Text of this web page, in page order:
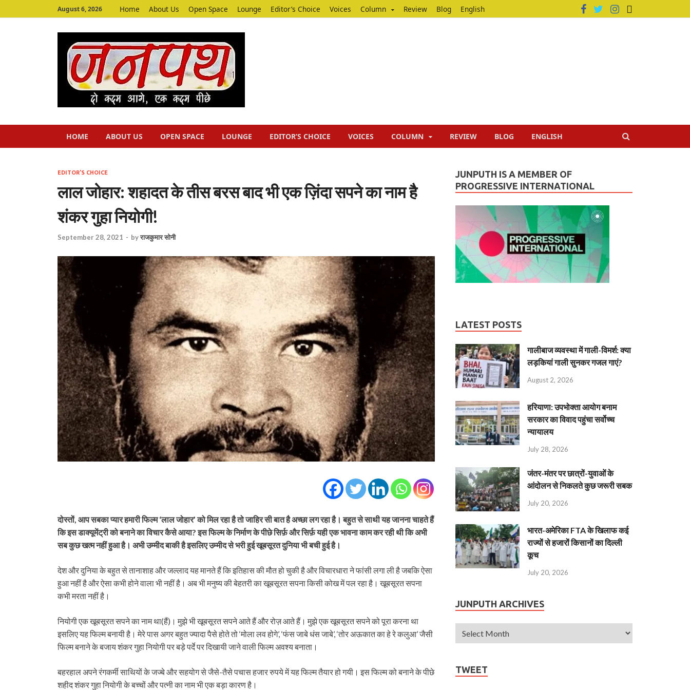
August 6, 2026 Home About Us Open Space Lounge Editor’s Choice Voices Column Review Blog English
HOME ABOUT US OPEN SPACE LOUNGE EDITOR’S CHOICE VOICES COLUMN REVIEW BLOG ENGLISH
EDITOR'S CHOICE
लाल जोहार: शहादत के तीस बरस बाद भी एक ज़िंदा सपने का नाम है
शंकर गुहा नियोगी!
September 28, 2021 - byराजकुमार सोनी
दोस्तों, आप सबका प्यार हमारी फिल्म ‘लाल जोहार’ को मिल रहा है तो जाहिर सी बात है अच्छा लग रहा है। बहुत से साथी यह जानना चाहते हैं
कि इस डाक्यूमेंट्री को बनाने का विचार कैसे आया? इस फिल्म के निर्माण के पीछे सिर्फ़ और सिर्फ़ यही एक भावना काम कर रही थी कि अभी
सब कुछ खत्म नहीं हुआ है। अभी उम्मीद बाकी है इसलिए उम्मीद से भरी हुई खूबसूरत दुनिया भी बची हुई है।
देश और दुनिया के बहुत से तानाशाह और जल्लाद यह मानते हैं कि इतिहास की मौत हो चुकी है और विचारधारा ने फांसी लगा ली है जबकि ऐसा
हुआ नहीं है और ऐसा कभी होने वाला भी नहीं है। अब भी मनुष्य की बेहतरी का खूबसूरत सपना किसी कोख में पल रहा है। खूबसूरत सपना
कभी मरता नहीं है।
नियोगी एक खूबसूरत सपने का नाम था(हैं)। मुझे भी खूबसूरत सपने आते हैं और रोज़ आते हैं। मुझे एक खूबसूरत सपने को पूरा करना था
इसलिए यह फिल्म बनायी है। मेरे पास अगर बहुत ज्यादा पैसे होते तो ‘मोला लव होगे’, ‘फंस जाबे धंस जाबे’, ‘तोर अऊकात का हे रे कलुआ’ जैसी
फिल्म बनाने के बजाय शंकर गुहा नियोगी पर बड़े पर्दे पर दिखायी जाने वाली फिल्म अवश्य बनाता।
बहरहाल अपने रंगकर्मी साथियों के जज्बे और सहयोग से जैसे-तैसे पचास हजार रुपये में यह फिल्म तैयार हो गयी। इस फिल्म को बनाने के पीछे
शहीद शंकर गुहा नियोगी के बच्चों और पत्नी का नाम भी एक बड़ा कारण है।
JUNPUTH IS A MEMBER OF
PROGRESSIVE INTERNATIONAL
LATEST POSTS
गालीबाज व्‍यवस्‍था में गाली-विमर्श: क्या
लड़कियां गाली सुनकर गजल गाएं?
August 2, 2026
हरियाणा: उपभोक्ता आयोग बनाम
सरकार का विवाद पहुंचा सर्वोच्च
न्यायालय
July 28, 2026
जंतर-मंतर पर छात्रों-युवाओं के
आंदोलन से निकलते कुछ जरूरी सबक
July 20, 2026
भारत-अमेरिका FTA के खिलाफ कई
राज्यों से हजारों किसानों का दिल्ली
कूच
July 20, 2026
JUNPUTH ARCHIVES
TWEET